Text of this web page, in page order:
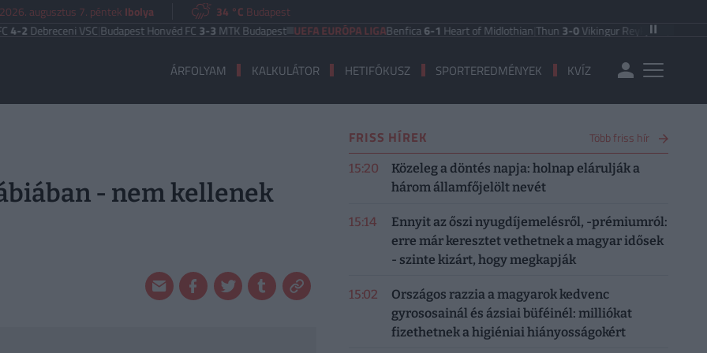
2026. augusztus 7. péntek Ibolya 34 °C Budapest
VSC|Budapest Honvéd FC3-3MTK Budapest UEFA EURÓPA LIGABenfica6-1Heart of Midlothian|Thun3-0Vikingur Reykjavik|PAOK Saloniki
ÁRFOLYAM KALKULÁTOR HETIFÓKUSZ SPORTEREDMÉNYEK KVÍZ
- nem kellenek
FRISS HÍREK Több friss hír
15:20
Közeleg a döntés napja: holnap elárulják a
három államfőjelölt nevét
15:14
Ennyit az őszi nyugdíjemelésről, -prémiumról:
erre már keresztet vethetnek a magyar idősek
- szinte kizárt, hogy megkapják
15:02
Országos razzia a magyarok kedvenc
gyrososainál és ázsiai büféinél: milliókat
fizethetnek a higiéniai hiányosságokért